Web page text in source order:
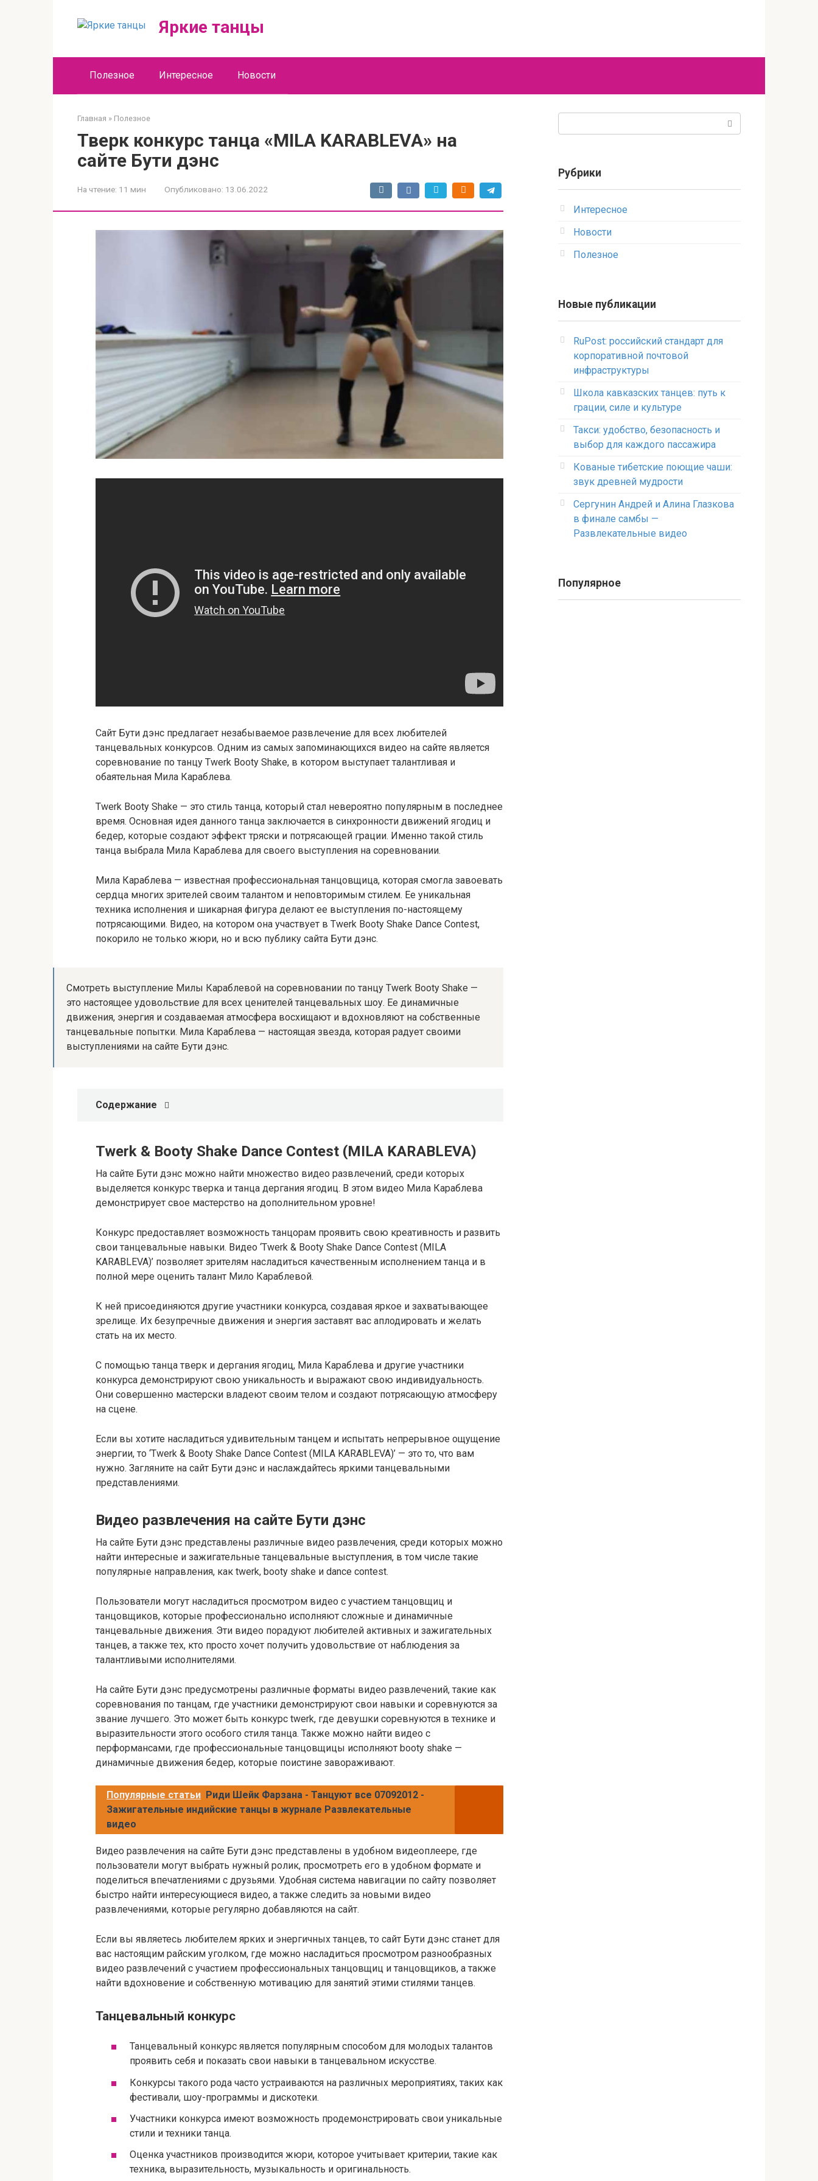
Яркие танцы
Полезное Интересное Новости
Главная » Полезное
Тверк конкурс танца «MILA KARABLEVA» на
сайте Бути дэнс
На чтение: 11 мин Опубликовано: 13.06.2022
Сайт Бути дэнс предлагает незабываемое развлечение для всех любителей
танцевальных конкурсов. Одним из самых запоминающихся видео на сайте является
соревнование по танцу Twerk Booty Shake, в котором выступает талантливая и
обаятельная Мила Караблева.
Twerk Booty Shake — это стиль танца, который стал невероятно популярным в последнее
время. Основная идея данного танца заключается в синхронности движений ягодиц и
бедер, которые создают эффект тряски и потрясающей грации. Именно такой стиль
танца выбрала Мила Караблева для своего выступления на соревновании.
Мила Караблева — известная профессиональная танцовщица, которая смогла завоевать
сердца многих зрителей своим талантом и неповторимым стилем. Ее уникальная
техника исполнения и шикарная фигура делают ее выступления по-настоящему
потрясающими. Видео, на котором она участвует в Twerk Booty Shake Dance Contest,
покорило не только жюри, но и всю публику сайта Бути дэнс.
Смотреть выступление Милы Караблевой на соревновании по танцу Twerk Booty Shake —
это настоящее удовольствие для всех ценителей танцевальных шоу. Ее динамичные
движения, энергия и создаваемая атмосфера восхищают и вдохновляют на собственные
танцевальные попытки. Мила Караблева — настоящая звезда, которая радует своими
выступлениями на сайте Бути дэнс.
Содержание
Twerk & Booty Shake Dance Contest (MILA KARABLEVA)
На сайте Бути дэнс можно найти множество видео развлечений, среди которых
выделяется конкурс тверка и танца дергания ягодиц. В этом видео Мила Караблева
демонстрирует свое мастерство на дополнительном уровне!
Конкурс предоставляет возможность танцорам проявить свою креативность и развить
свои танцевальные навыки. Видео ‘Twerk & Booty Shake Dance Contest (MILA
KARABLEVA)’ позволяет зрителям насладиться качественным исполнением танца и в
полной мере оценить талант Мило Караблевой.
К ней присоединяются другие участники конкурса, создавая яркое и захватывающее
зрелище. Их безупречные движения и энергия заставят вас аплодировать и желать
стать на их место.
С помощью танца тверк и дергания ягодиц, Мила Караблева и другие участники
конкурса демонстрируют свою уникальность и выражают свою индивидуальность.
Они совершенно мастерски владеют своим телом и создают потрясающую атмосферу
на сцене.
Если вы хотите насладиться удивительным танцем и испытать непрерывное ощущение
энергии, то ‘Twerk & Booty Shake Dance Contest (MILA KARABLEVA)’ — это то, что вам
нужно. Загляните на сайт Бути дэнс и наслаждайтесь яркими танцевальными
представлениями.
Видео развлечения на сайте Бути дэнс
На сайте Бути дэнс представлены различные видео развлечения, среди которых можно
найти интересные и зажигательные танцевальные выступления, в том числе такие
популярные направления, как twerk, booty shake и dance contest.
Пользователи могут насладиться просмотром видео с участием танцовщиц и
танцовщиков, которые профессионально исполняют сложные и динамичные
танцевальные движения. Эти видео порадуют любителей активных и зажигательных
танцев, а также тех, кто просто хочет получить удовольствие от наблюдения за
талантливыми исполнителями.
На сайте Бути дэнс предусмотрены различные форматы видео развлечений, такие как
соревнования по танцам, где участники демонстрируют свои навыки и соревнуются за
звание лучшего. Это может быть конкурс twerk, где девушки соревнуются в технике и
выразительности этого особого стиля танца. Также можно найти видео с
перформансами, где профессиональные танцовщицы исполняют booty shake —
динамичные движения бедер, которые поистине завораживают.
Популярные статьи Риди Шейк Фарзана - Танцуют все 07092012 -
Зажигательные индийские танцы в журнале Развлекательные
видео
Видео развлечения на сайте Бути дэнс представлены в удобном видеоплеере, где
пользователи могут выбрать нужный ролик, просмотреть его в удобном формате и
поделиться впечатлениями с друзьями. Удобная система навигации по сайту позволяет
быстро найти интересующиеся видео, а также следить за новыми видео
развлечениями, которые регулярно добавляются на сайт.
Если вы являетесь любителем ярких и энергичных танцев, то сайт Бути дэнс станет для
вас настоящим райским уголком, где можно насладиться просмотром разнообразных
видео развлечений с участием профессиональных танцовщиц и танцовщиков, а также
найти вдохновение и собственную мотивацию для занятий этими стилями танцев.
Танцевальный конкурс
Танцевальный конкурс является популярным способом для молодых талантов
проявить себя и показать свои навыки в танцевальном искусстве.
Конкурсы такого рода часто устраиваются на различных мероприятиях, таких как
фестивали, шоу-программы и дискотеки.
Участники конкурса имеют возможность продемонстрировать свои уникальные
стили и техники танца.
Оценка участников производится жюри, которое учитывает критерии, такие как
техника, выразительность, музыкальность и оригинальность.
Рубрики
Интересное
Новости
Полезное
Новые публикации
RuPost: российский стандарт для
корпоративной почтовой
инфраструктуры
Школа кавказских танцев: путь к
грации, силе и культуре
Такси: удобство, безопасность и
выбор для каждого пассажира
Кованые тибетские поющие чаши:
звук древней мудрости
Сергунин Андрей и Алина Глазкова
в финале самбы —
Развлекательные видео
Популярное